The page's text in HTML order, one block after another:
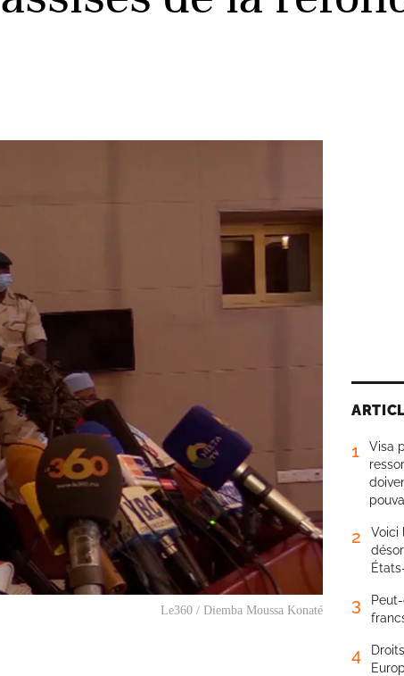
Le360 / Diemba Moussa Konaté
1
Visa
2
Voici
3
4